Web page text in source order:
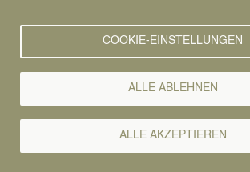
Spielgeräte
Basketballkorb
Meckinghoven
COOKIE-EINSTELLUNGEN
ALLE ABLEHNEN
ALLE AKZEPTIEREN